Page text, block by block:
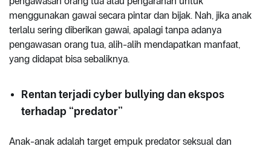
menggunakan gawai secara pintar dan bijak. Nah, jika anak
terlalu sering diberikan gawai, apalagi tanpa adanya
pengawasan orang tua, alih-alih mendapatkan manfaat,
yang didapat bisa sebaliknya.
Rentan terjadi cyber bullying dan ekspos
terhadap “predator”
Anak-anak adalah target empuk predator seksual dan